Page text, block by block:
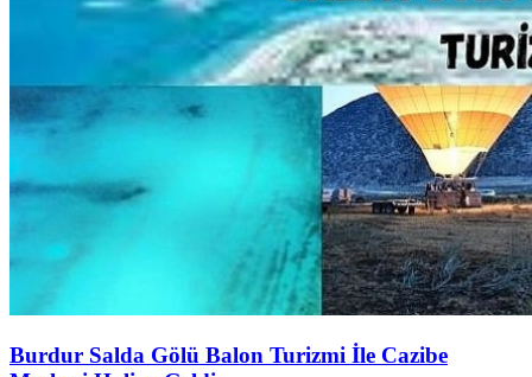
Burdur Salda Gölü Balon Turizmi İle Cazibe